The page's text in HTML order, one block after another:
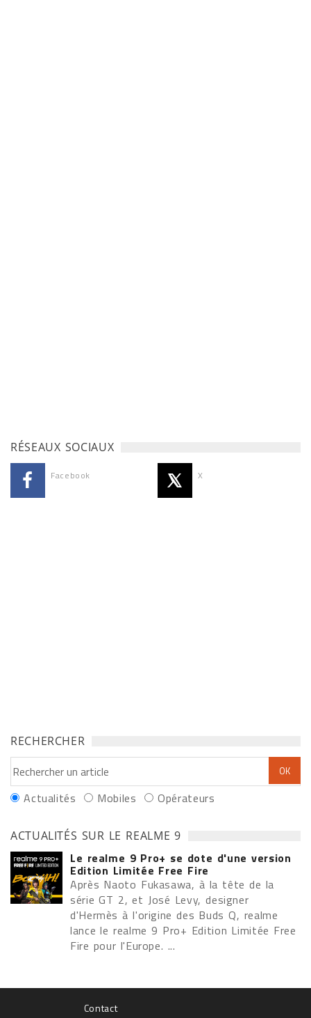
RÉSEAUX SOCIAUX
Facebook X
RECHERCHER
Actualités Mobiles Opérateurs
ACTUALITÉS SUR LE REALME 9
Le realme 9 Pro+ se dote d'une version
Edition Limitée Free Fire
Après Naoto Fukasawa, à la tête de la
série GT 2, et José Levy, designer
d'Hermès à l'origine des Buds Q, realme
lance le realme 9 Pro+ Edition Limitée Free
Fire pour l'Europe. ...
Contact